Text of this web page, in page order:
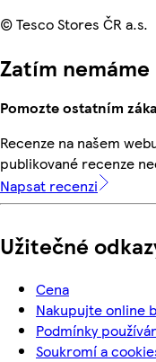
© Tesco Stores ČR a.s.
Zatím
Pomozte ostatním
Recenze na našem
publikované recenze
Napsat recenzi
Užitečné
Cena
Nakupujte online
Podmínky
Soukromí a